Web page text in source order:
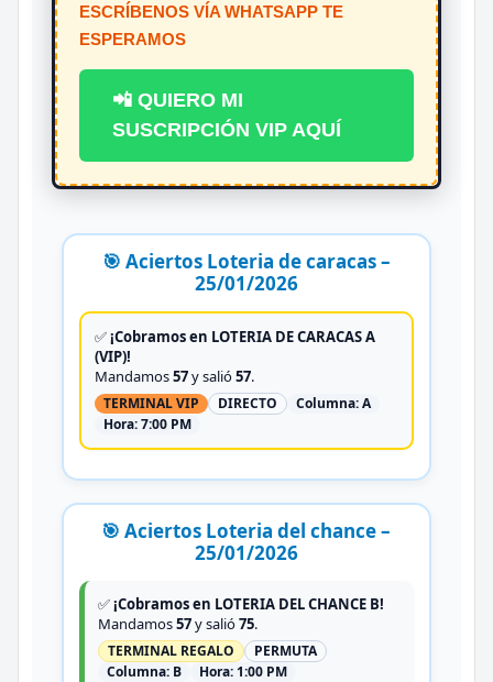
ESCRÍBENOS VÍA WHATSAPP TE
ESPERAMOS
📲 QUIERO MI
SUSCRIPCIÓN VIP AQUÍ
🎯 Aciertos Loteria de caracas –
25/01/2026
✅¡Cobramos en LOTERIA DE CARACAS A
(VIP)!
Mandamos57y salió57.
TERMINAL VIP DIRECTO Columna:A
Hora:7:00 PM
🎯 Aciertos Loteria del chance –
25/01/2026
✅¡Cobramos en LOTERIA DEL CHANCE B!
Mandamos57y salió75.
TERMINAL REGALO
PERMUTA
Columna: B Hora: 1:00 PM